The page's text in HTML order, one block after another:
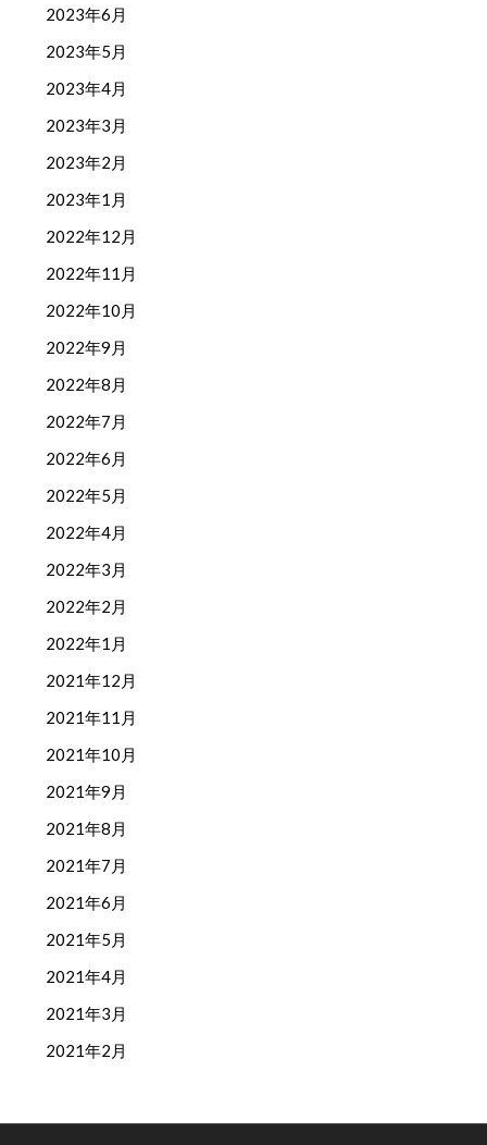
2023年6月
2023年5月
2023年4月
2023年3月
2023年2月
2023年1月
2022年12月
2022年11月
2022年10月
2022年9月
2022年8月
2022年7月
2022年6月
2022年5月
2022年4月
2022年3月
2022年2月
2022年1月
2021年12月
2021年11月
2021年10月
2021年9月
2021年8月
2021年7月
2021年6月
2021年5月
2021年4月
2021年3月
2021年2月